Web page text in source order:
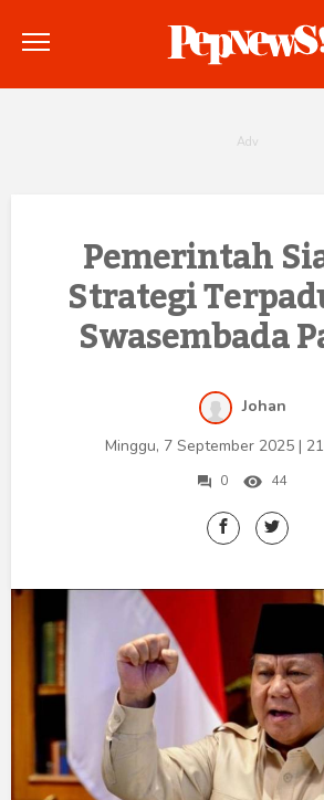
Politik
Konstitusi
Hankam
Tekno
Gaya
Wisata
Wanita
Pemerintah
Strategi
Swasembada
Johan
Minggu, 7 September 2025 |
0 44